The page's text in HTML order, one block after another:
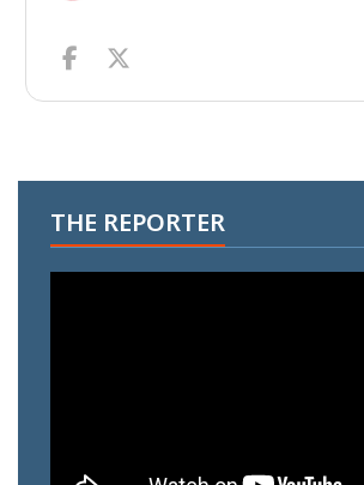
THE REPORTER